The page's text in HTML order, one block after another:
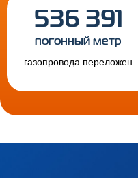
536 391
погонный метр
газопровода переложен